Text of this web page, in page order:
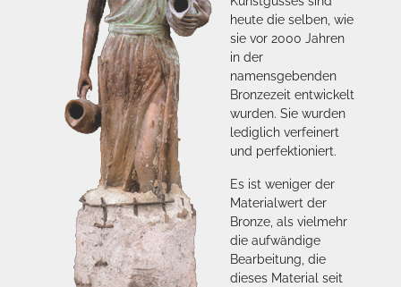
heute die selben, wie
sie vor 2000 Jahren
in der
namensgebenden
Bronzezeit entwickelt
wurden. Sie wurden
lediglich verfeinert
und perfektioniert.
Es ist weniger der
Materialwert der
Bronze, als vielmehr
die aufwändige
Bearbeitung, die
dieses Material seit